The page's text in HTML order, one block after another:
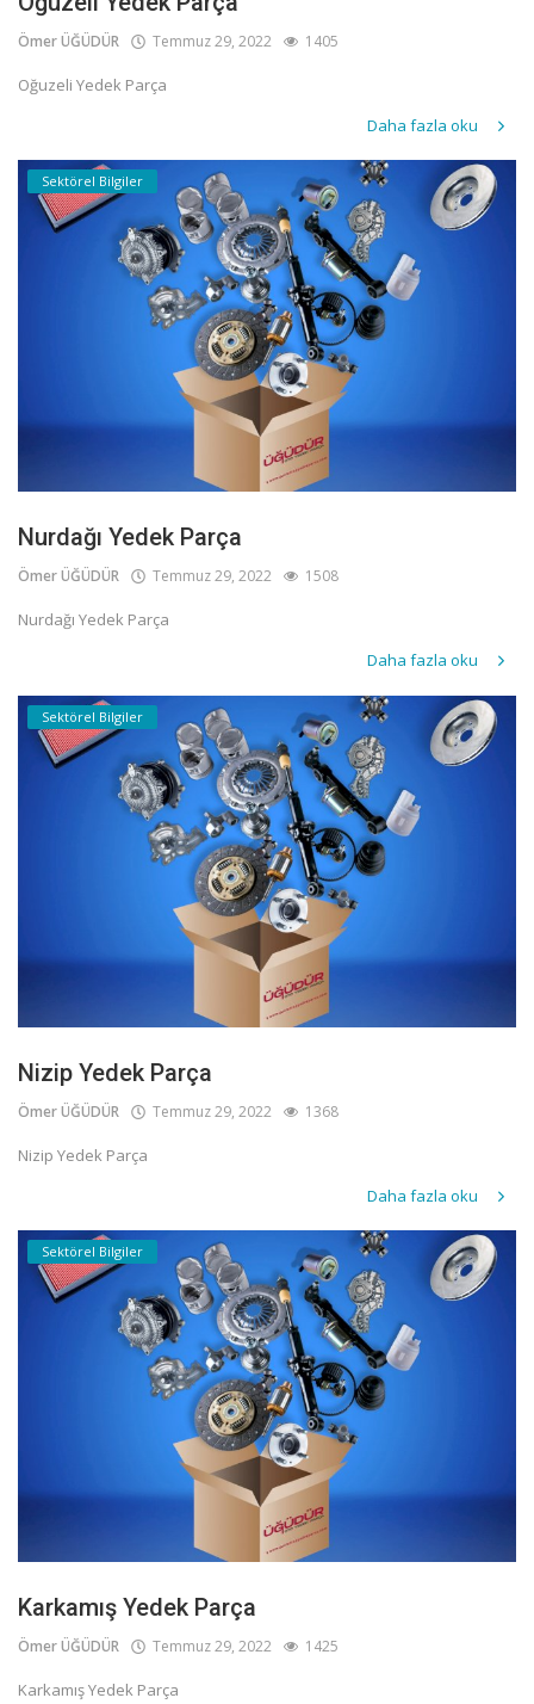
Ömer ÜĞÜDÜR Temmuz 29, 2022 1405
Oğuzeli Yedek Parça
Daha fazla oku
Sektörel Bilgiler
Nurdağı Yedek Parça
Ömer ÜĞÜDÜR Temmuz 29, 2022 1508
Nurdağı Yedek Parça
Daha fazla oku
Sektörel Bilgiler
Nizip Yedek Parça
Ömer ÜĞÜDÜR Temmuz 29, 2022 1368
Nizip Yedek Parça
Daha fazla oku
Sektörel Bilgiler
Karkamış Yedek Parça
Ömer ÜĞÜDÜR Temmuz 29, 2022 1425
Karkamış Yedek Parça